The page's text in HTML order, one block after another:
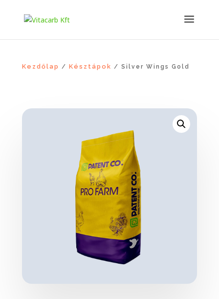
Kezdőlap / Késztápok / Silver Wings Gold